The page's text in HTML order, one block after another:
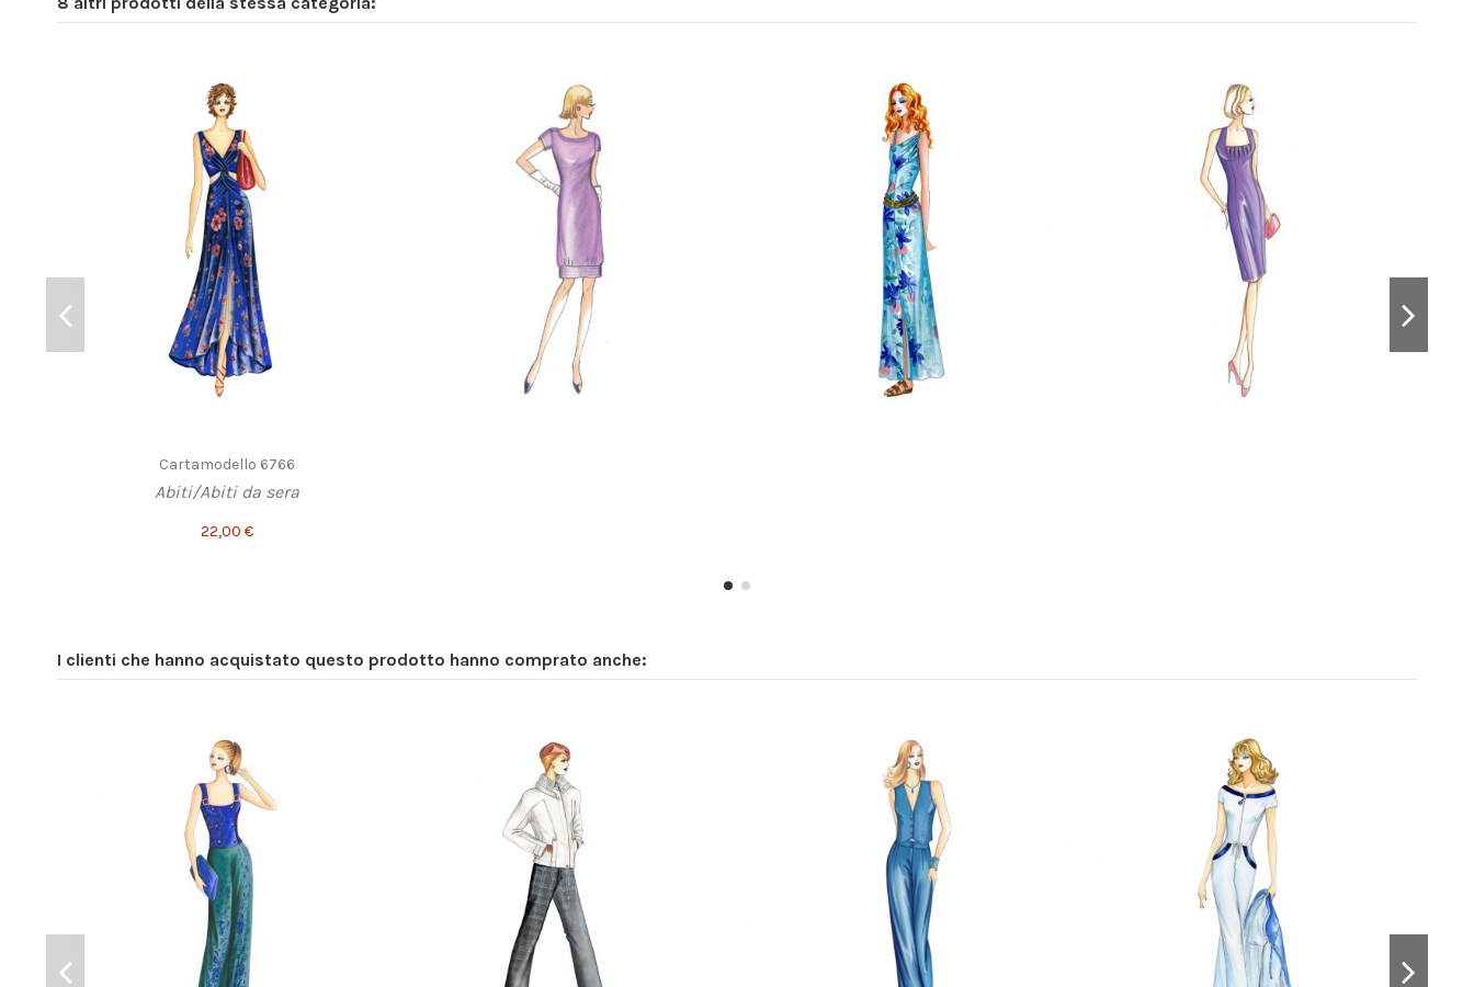
Cartamodello 6766
Abiti/Abiti da sera
22,00 €
I clienti che hanno acquistato questo prodotto hanno comprato anche: